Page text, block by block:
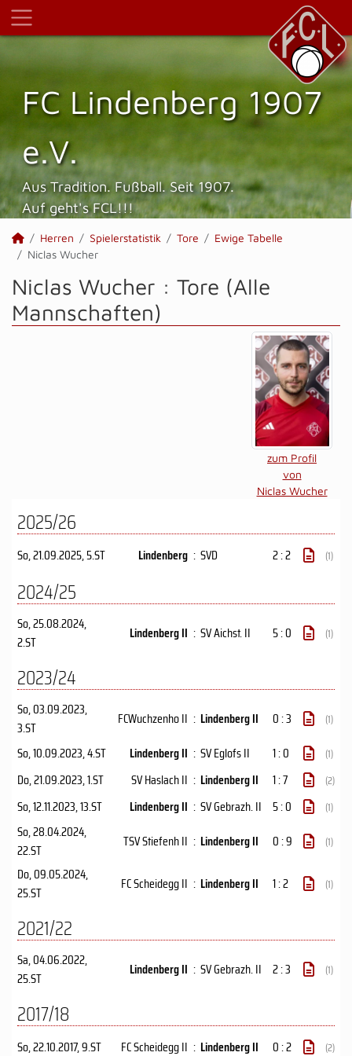
FC Lindenberg 1907
e.V.
Aus Tradition. Fußball. Seit 1907.
Auf geht's FCL!!!
Herren Spielerstatistik Tore
Ewige Tabelle
Niclas Wucher
Niclas Wucher : Tore (Alle
Mannschaften)
zum Profil
von
Niclas Wucher
2025/26
So, 21.09.2025, 5.ST Lindenberg : SVD 2 : 2 (1)
2024/25
So, 25.08.2024,
2.ST
Lindenberg II : SV Aichst. II 5 : 0 (1)
2023/24
So, 03.09.2023,
3.ST
FCWuchzenho II : Lindenberg II 0 : 3 (1)
So, 10.09.2023, 4.ST Lindenberg II : SV Eglofs II 1 : 0 (1)
Do, 21.09.2023, 1.ST SV Haslach II : Lindenberg II 1 : 7 (2)
So, 12.11.2023, 13.ST Lindenberg II : SV Gebrazh. II 5 : 0 (1)
So, 28.04.2024,
22.ST
TSV Stiefenh II : Lindenberg II 0 : 9 (1)
Do, 09.05.2024,
25.ST
FC Scheidegg II : Lindenberg II 1 : 2 (1)
2021/22
Sa, 04.06.2022,
25.ST
Lindenberg II : SV Gebrazh. II 2 : 3 (1)
2017/18
So, 22.10.2017, 9.ST FC Scheidegg II : Lindenberg II 0 : 2 (2)